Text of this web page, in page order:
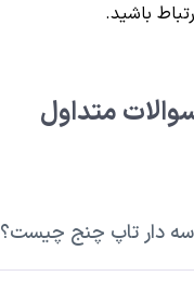
باشید.
متداول
دار تاپ چنج چیست؟